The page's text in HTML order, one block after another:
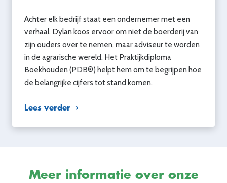
Achter elk bedrijf staat een ondernemer met een
verhaal. Dylan koos ervoor om niet de boerderij van
zijn ouders over te nemen, maar adviseur te worden
in de agrarische wereld. Het Praktijkdiploma
Boekhouden (PDB®) helpt hem om te begrijpen hoe
de belangrijke cijfers tot stand komen.
Lees verder
Meer informatie over onze